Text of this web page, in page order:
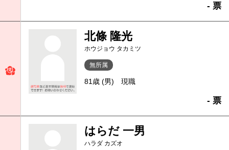
- 票
北條 隆光
ホウジョウ タカミツ
無所属
81歳 (男) 現職
- 票
はらだ 一男
ハラダ カズオ